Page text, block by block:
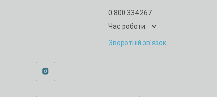
0 800 334 267
Час роботи:
Зворотній зв’язок